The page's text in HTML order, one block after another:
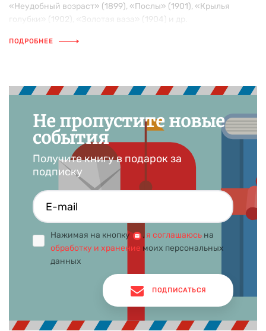
«Неудобный возраст» (1899), «Послы» (1901), «Крылья
голубки» (1902), «Золотая ваза» (1904) и др.
ПОДРОБНЕЕ
Не пропустите новые
события
Получите книгу в подарок за
подписку
Нажимая на кнопку , я соглашаюсь на
обработку и хранение моих персональных
данных
ПОДПИСАТЬСЯ